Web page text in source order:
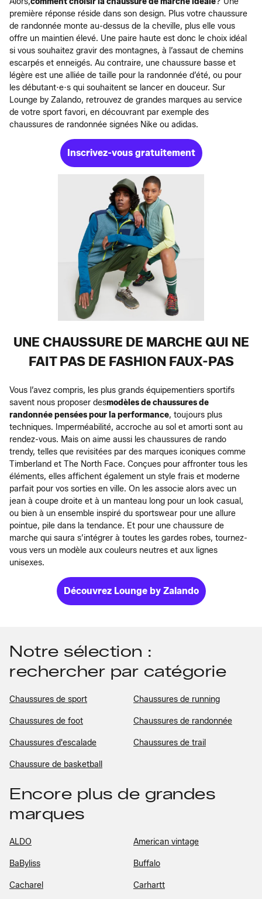
première réponse réside dans son design. Plus votre chaussure
de randonnée monte au-dessus de la cheville, plus elle vous
offre un maintien élevé. Une paire haute est donc le choix idéal
si vous souhaitez gravir des montagnes, à l’assaut de chemins
escarpés et enneigés. Au contraire, une chaussure basse et
légère est une alliée de taille pour la randonnée d’été, ou pour
les débutant·e·s qui souhaitent se lancer en douceur. Sur
Lounge by Zalando, retrouvez de grandes marques au service
de votre sport favori, en découvrant par exemple des
chaussures de randonnée signées Nike ou adidas.
Inscrivez-vous gratuitement
UNE CHAUSSURE DE MARCHE QUI NE
FAIT PAS DE FASHION FAUX-PAS
Vous l’avez compris, les plus grands équipementiers sportifs
savent nous proposer desmodèles de chaussures de
randonnée pensées pour la performance, toujours plus
techniques. Imperméabilité, accroche au sol et amorti sont au
rendez-vous. Mais on aime aussi les chaussures de rando
trendy, telles que revisitées par des marques iconiques comme
Timberland et The North Face. Conçues pour affronter tous les
éléments, elles affichent également un style frais et moderne
parfait pour vos sorties en ville. On les associe alors avec un
jean à coupe droite et à un manteau long pour un look casual,
ou bien à un ensemble inspiré du sportswear pour une allure
pointue, pile dans la tendance. Et pour une chaussure de
marche qui saura s’intégrer à toutes les gardes robes, tournez-
vous vers un modèle aux couleurs neutres et aux lignes
unisexes.
Découvrez Lounge by Zalando
Notre sélection :
rechercher par catégorie
Chaussures de sport Chaussures de running
Chaussures de foot Chaussures de randonnée
Chaussures d'escalade Chaussures de trail
Chaussure de basketball
Encore plus de grandes
marques
ALDO American vintage
BaByliss Buffalo
Cacharel Carhartt